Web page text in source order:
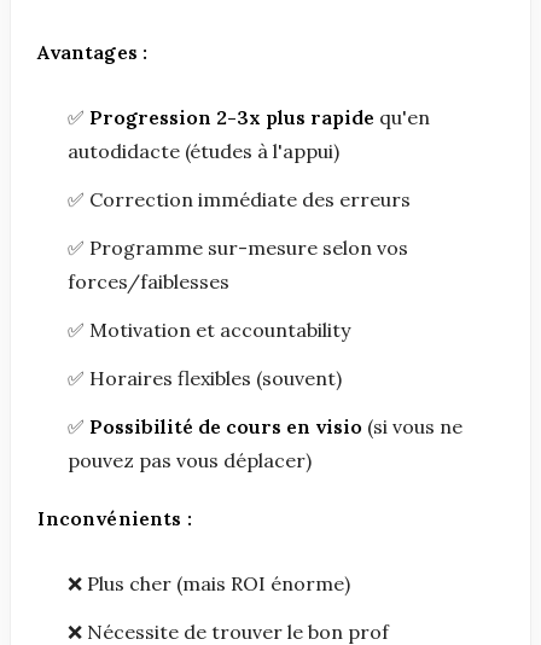
Avantages :
✅ Progression 2-3x plus rapide qu'en
autodidacte (études à l'appui)
✅ Correction immédiate des erreurs
✅ Programme sur-mesure selon vos
forces/faiblesses
✅ Motivation et accountability
✅ Horaires flexibles (souvent)
✅ Possibilité de cours en visio (si vous ne
pouvez pas vous déplacer)
Inconvénients :
❌ Plus cher (mais ROI énorme)
❌ Nécessite de trouver le bon prof